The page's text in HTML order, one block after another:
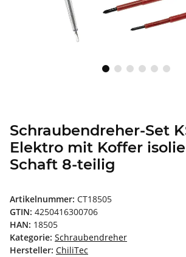
Schraubendreher-Set
Elektro mit Koffer
Schaft 8-teilig
Artikelnummer: CT18505
GTIN: 4250416300706
HAN: 18505
Kategorie: Schraubendreher
Hersteller: ChiliTec